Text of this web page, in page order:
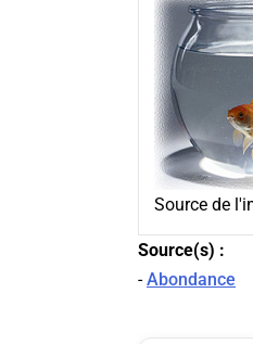
Source de
Source(s) :
-Abondance